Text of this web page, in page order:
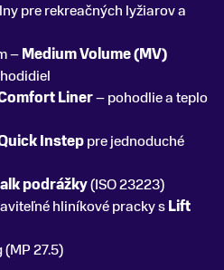
pre rekreačných lyžiarov a
–Medium Volume (MV)
Liner– pohodlie a teplo
Insteppre jednoduché
podrážky(ISO 23223)
hliníkové pracky sLift
(MP 27.5)